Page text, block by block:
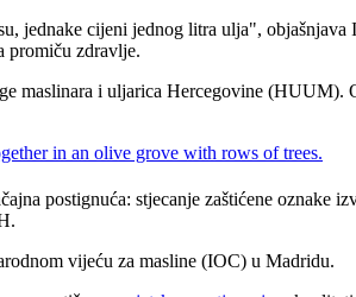
jednake cijeni jednog litra ulja",
promiču zdravlje.
maslinara i uljarica Hercegovine
postignuća: stjecanje zaštićene
vijeću za masline (IOC) u Madridu.